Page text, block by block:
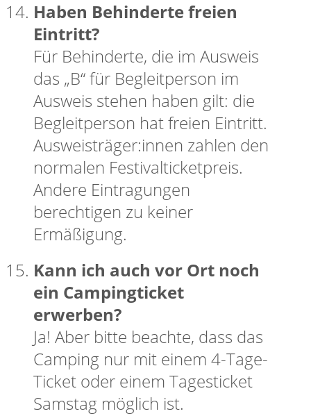
Haben Behinderte freien
Eintritt?
Für Behinderte, die im Ausweis
das „B“ für Begleitperson im
Ausweis stehen haben gilt: die
Begleitperson hat freien Eintritt.
Ausweisträger:innen zahlen den
normalen Festivalticketpreis.
Andere Eintragungen
berechtigen zu keiner
Ermäßigung.
Kann ich auch vor Ort noch
ein Campingticket
erwerben?
Ja! Aber bitte beachte, dass das
Camping nur mit einem 4-Tage-
Ticket oder einem Tagesticket
Samstag möglich ist.